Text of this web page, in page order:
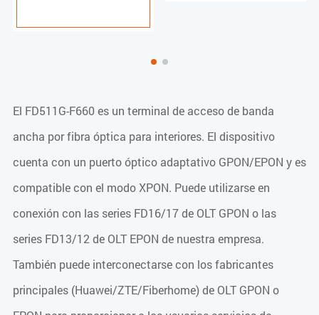
El FD511G-F660 es un terminal de acceso de banda
ancha por fibra óptica para interiores. El dispositivo
cuenta con un puerto óptico adaptativo GPON/EPON y es
compatible con el modo XPON. Puede utilizarse en
conexión con las series FD16/17 de OLT GPON o las
series FD13/12 de OLT EPON de nuestra empresa.
También puede interconectarse con los fabricantes
principales (Huawei/ZTE/Fiberhome) de OLT GPON o